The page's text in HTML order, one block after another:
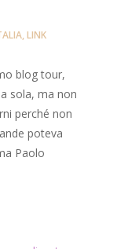
,LINK
blog tour,
sola, ma non
perché non
poteva
Paolo